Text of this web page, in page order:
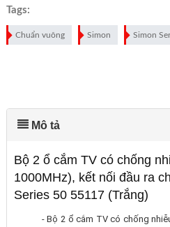
Tags:
Chuẩn vuông Simon Simon
Mô tả
Bộ 2 ổ cắm TV có chống
1000MHz), kết nối đầu ra
Series 50 55117 (Trắng)
- Bộ 2 ổ cắm TV có chống